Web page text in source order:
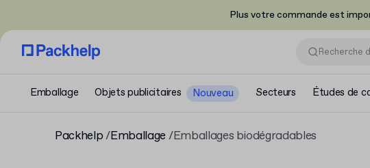
Plus votre commande est
Emballage Objets publicitaires Nouveau Secteurs Études de
Packhelp Emballage Emballages biodégradables